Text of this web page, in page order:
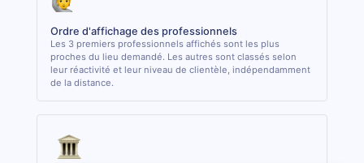
Ordre d'affichage des professionnels
Les 3 premiers professionnels affichés sont les plus
proches du lieu demandé. Les autres sont classés selon
leur réactivité et leur niveau de clientèle, indépendamment
de la distance.